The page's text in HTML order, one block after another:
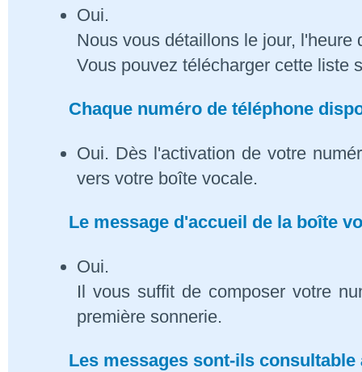
Oui.
Nous vous détaillons le jour,
Vous pouvez télécharger cette liste
Chaque numéro de téléphone
Oui. Dès l'activation de votre
vers votre boîte vocale.
Le message d'accueil de la boîte
Oui.
Il vous suffit de composer votre
première sonnerie.
Les messages sont-ils